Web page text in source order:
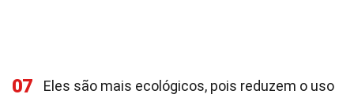
07
Eles são mais ecológicos, pois reduzem o uso